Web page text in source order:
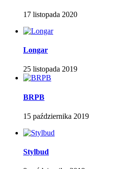
17 listopada 2020
Longar
25 listopada 2019
BRPB
15 października 2019
Stylbud